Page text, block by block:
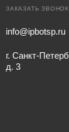
ЗАКАЗАТЬ ЗВОНОК
info@ipbotsp.ru
г. Санкт-
д. 3